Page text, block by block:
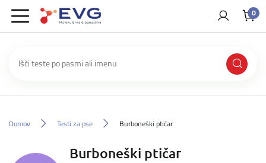
0
Domov Testi za pse Burboneški ptičar
Burboneški ptičar